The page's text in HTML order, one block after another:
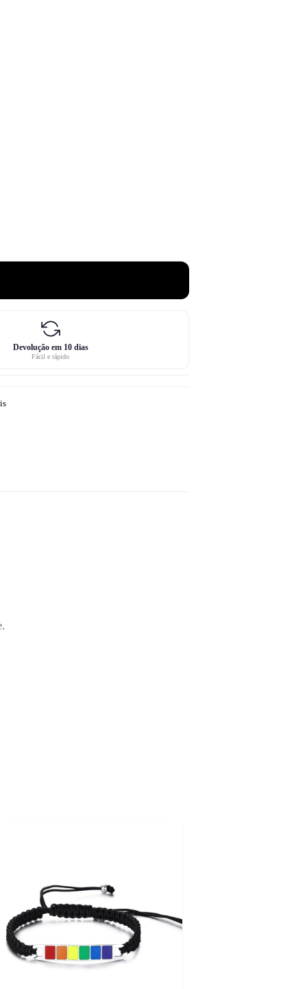
Devolução em 10 dias
Fácil e rápido